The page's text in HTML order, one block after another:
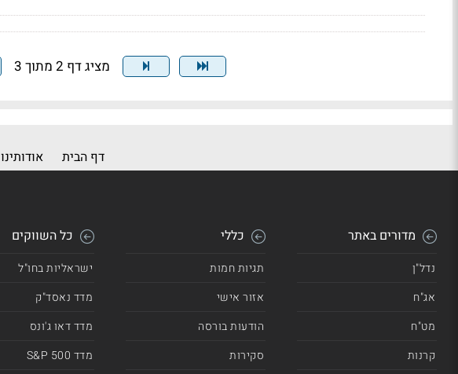
מציג דף 2 מתוך 3
דף הבית אודותינו
מדורים באתר
נדל"ן
אג"ח
מט"ח
קרנות
כללי
תגיות חמות
אזור אישי
הודעות בורסה
סקירות
כל השווקים
ישראליות בחו"ל
מדד נאסד"ק
מדד דאו ג'ונס
מדד 500 S&P